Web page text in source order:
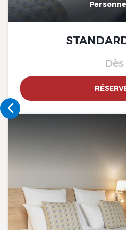
Dès
The Originals City,